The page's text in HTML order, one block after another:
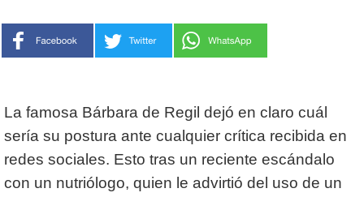
La famosa Bárbara de Regil dejó en claro cuál
sería su postura ante cualquier crítica recibida en
redes sociales. Esto tras un reciente escándalo
con un nutriólogo, quien le advirtió del uso de un